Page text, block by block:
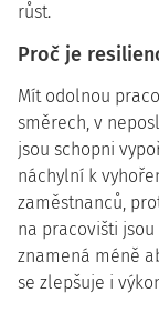
růst.
Proč je
Mít odolnou
směrech, v
jsou schopni
náchylní k
zaměstnanců,
na pracovišti
znamená méně
se zlepšuje i